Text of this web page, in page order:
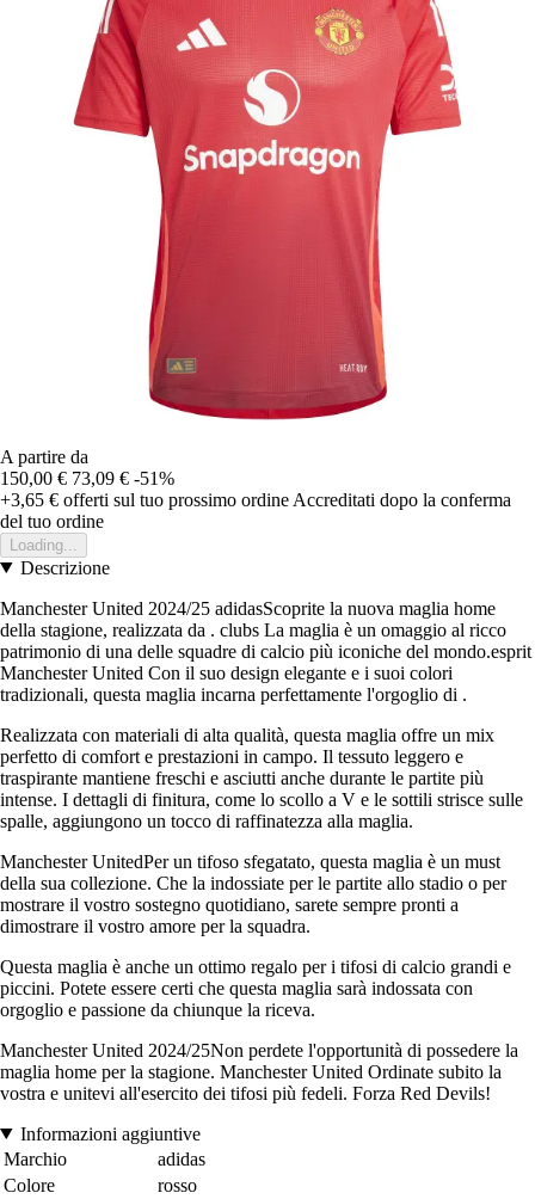
A partire da
150,00 € 73,09 € -51%
+3,65 € offerti sul tuo prossimo ordine Accreditati dopo la conferma
del tuo ordine
Loading...
Descrizione
Manchester United 2024/25 adidasScoprite la nuova maglia home
della stagione, realizzata da . clubs La maglia è un omaggio al ricco
patrimonio di una delle squadre di calcio più iconiche del mondo.esprit
Manchester United Con il suo design elegante e i suoi colori
tradizionali, questa maglia incarna perfettamente l'orgoglio di .
Realizzata con materiali di alta qualità, questa maglia offre un mix
perfetto di comfort e prestazioni in campo. Il tessuto leggero e
traspirante mantiene freschi e asciutti anche durante le partite più
intense. I dettagli di finitura, come lo scollo a V e le sottili strisce sulle
spalle, aggiungono un tocco di raffinatezza alla maglia.
Manchester UnitedPer un tifoso sfegatato, questa maglia è un must
della sua collezione. Che la indossiate per le partite allo stadio o per
mostrare il vostro sostegno quotidiano, sarete sempre pronti a
dimostrare il vostro amore per la squadra.
Questa maglia è anche un ottimo regalo per i tifosi di calcio grandi e
piccini. Potete essere certi che questa maglia sarà indossata con
orgoglio e passione da chiunque la riceva.
Manchester United 2024/25Non perdete l'opportunità di possedere la
maglia home per la stagione. Manchester United Ordinate subito la
vostra e unitevi all'esercito dei tifosi più fedeli. Forza Red Devils!
Informazioni aggiuntive
Marchio
adidas
Colore
rosso